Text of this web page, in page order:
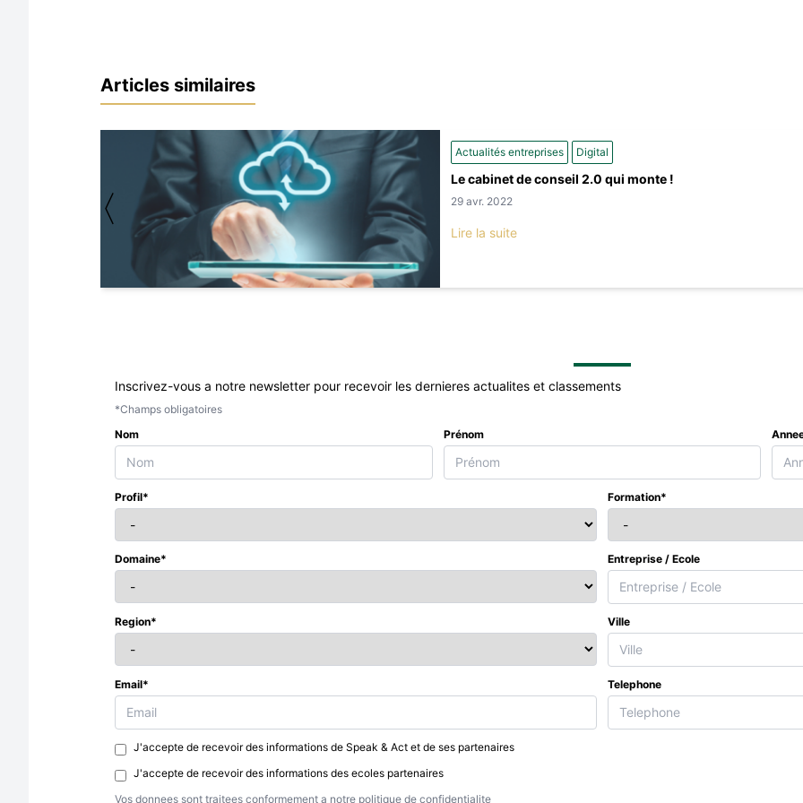
Articles similaires
Actualités entreprises Digital
Le cabinet de conseil 2.0 qui monte !
29 avr. 2022
Lire la suite
〈
Inscrivez-vous a notre newsletter pour recevoir les dernieres actualites et classements
*Champs obligatoires
Nom
Prénom
Profil* Formation*
Domaine* Entreprise / Ecole
Region* Ville
Email* Telephone
J'accepte de recevoir des informations de Speak & Act et de ses partenaires
J'accepte de recevoir des informations des ecoles partenaires
Vos donnees sont traitees conformement a notre politique de confidentialite